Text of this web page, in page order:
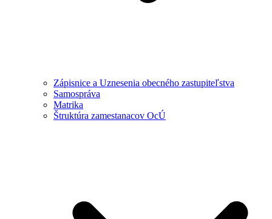
Zápisnice a Uznesenia obecného zastupiteľstva
Samospráva
Matrika
Štruktúra zamestanacov OcÚ